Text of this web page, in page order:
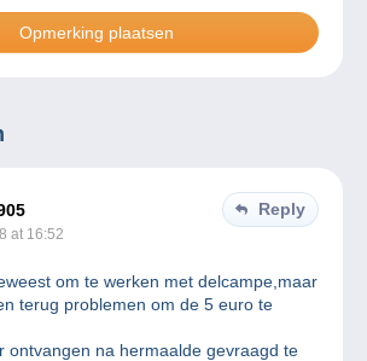
at 16:52
Reply
om te werken met delcampe,maar
terug problemen om de 5 euro te
ontvangen na hermaalde gevraagd te